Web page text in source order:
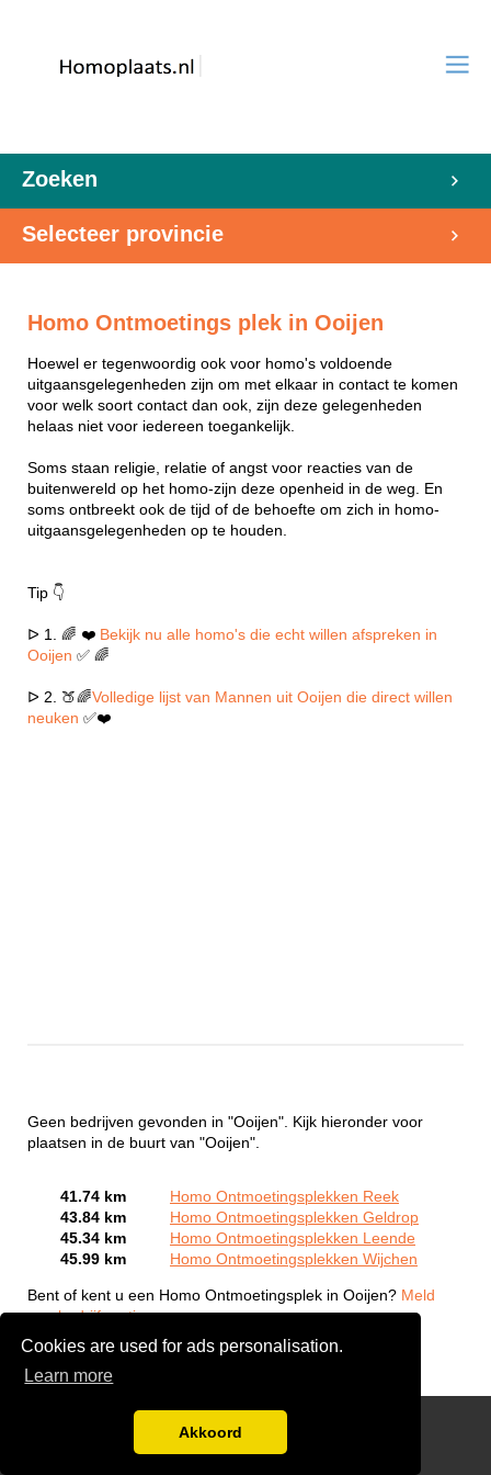
Cookies are used for ads personalisation.
Learn more
Akkoord
Zoeken
Selecteer provincie
Homo Ontmoetings plek in Ooijen
Hoewel er tegenwoordig ook voor homo's voldoende
uitgaansgelegenheden zijn om met elkaar in contact te komen
voor welk soort contact dan ook, zijn deze gelegenheden
helaas niet voor iedereen toegankelijk.
Soms staan religie, relatie of angst voor reacties van de
buitenwereld op het homo-zijn deze openheid in de weg. En
soms ontbreekt ook de tijd of de behoefte om zich in homo-
uitgaansgelegenheden op te houden.
Tip 👇
ᐅ 1. 🌈 ❤️ Bekijk nu alle homo's die echt willen afspreken in
Ooijen ✅ 🌈
ᐅ 2. 🍑🌈Volledige lijst van Mannen uit Ooijen die direct willen
neuken ✅❤️
Geen bedrijven gevonden in "Ooijen". Kijk hieronder voor
plaatsen in de buurt van "Ooijen".
41.74 km
Homo Ontmoetingsplekken Reek
43.84 km
Homo Ontmoetingsplekken Geldrop
45.34 km
Homo Ontmoetingsplekken Leende
45.99 km
Homo Ontmoetingsplekken Wijchen
Bent of kent u een Homo Ontmoetingsplek in Ooijen? Meld
een bedrijf gratis aan